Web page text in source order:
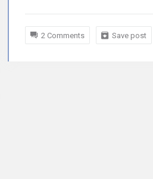
2 Comments Save post